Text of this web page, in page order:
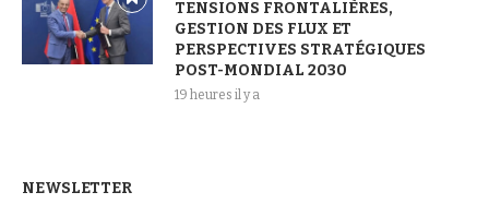
TENSIONS FRONTALIÈRES,
GESTION DES FLUX ET
PERSPECTIVES STRATÉGIQUES
POST-MONDIAL 2030
19 heures il y a
NEWSLETTER